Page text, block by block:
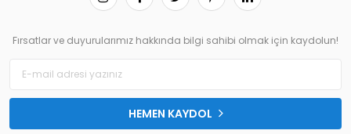
Fırsatlar ve duyurularımız hakkında bilgi sahibi olmak için kaydolun!
HEMEN KAYDOL